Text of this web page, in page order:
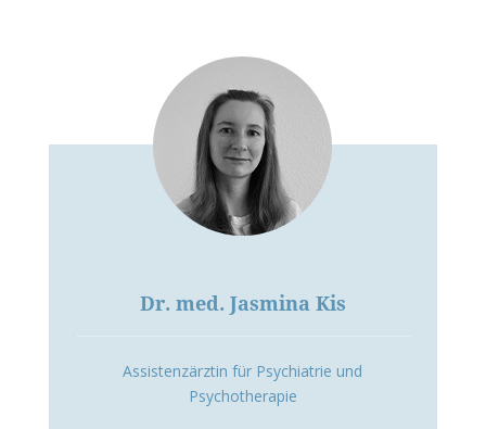
Dr. med. Jasmina Kis
Assistenzärztin für Psychiatrie und
Psychotherapie